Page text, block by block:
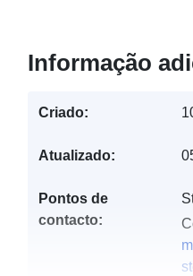
Informação
Criado:
Atualizado:
Pontos de
contacto: